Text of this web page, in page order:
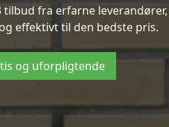
fra erfarne
effektivt til den bedste pris.
og uforpligtende